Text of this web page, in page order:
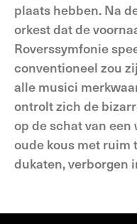
plaats hebben. Na
orkest dat de
Roverssymfonie
conventioneel zou
alle musici
ontrolt zich de
op de schat van een
oude kous met
dukaten, verborgen